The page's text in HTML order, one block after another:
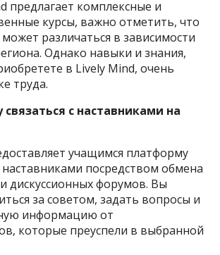
предлагает комплексные и
курсы, важно отметить, что
различаться в зависимости
Однако навыки и знания,
в Lively Mind, очень
труда.
связаться с наставниками на
учащимся платформу
посредством обмена
дискуссионных форумов. Вы
за советом, задать вопросы и
информацию от
которые преуспели в выбранной